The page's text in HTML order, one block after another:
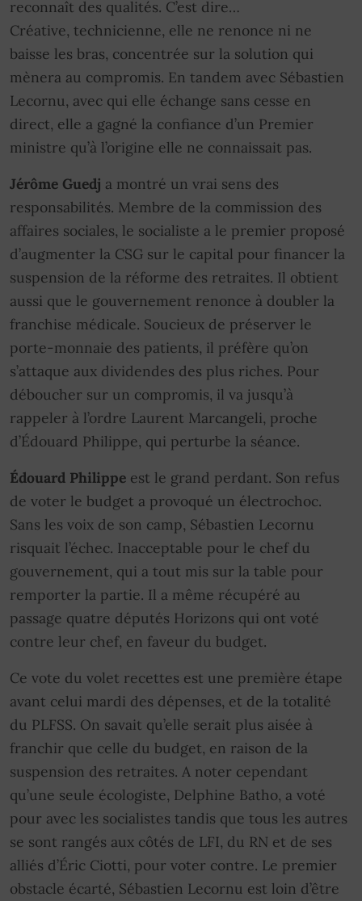
reconnaît des qualités. C’est dire…
Créative, technicienne, elle ne renonce ni ne
baisse les bras, concentrée sur la solution qui
mènera au compromis. En tandem avec Sébastien
Lecornu, avec qui elle échange sans cesse en
direct, elle a gagné la confiance d’un Premier
ministre qu’à l’origine elle ne connaissait pas.
Jérôme Guedj a montré un vrai sens des
responsabilités. Membre de la commission des
affaires sociales, le socialiste a le premier proposé
d’augmenter la CSG sur le capital pour financer la
suspension de la réforme des retraites. Il obtient
aussi que le gouvernement renonce à doubler la
franchise médicale. Soucieux de préserver le
porte-monnaie des patients, il préfère qu’on
s’attaque aux dividendes des plus riches. Pour
déboucher sur un compromis, il va jusqu’à
rappeler à l’ordre Laurent Marcangeli, proche
d’Édouard Philippe, qui perturbe la séance.
Édouard Philippe est le grand perdant. Son refus
de voter le budget a provoqué un électrochoc.
Sans les voix de son camp, Sébastien Lecornu
risquait l’échec. Inacceptable pour le chef du
gouvernement, qui a tout mis sur la table pour
remporter la partie. Il a même récupéré au
passage quatre députés Horizons qui ont voté
contre leur chef, en faveur du budget.
Ce vote du volet recettes est une première étape
avant celui mardi des dépenses, et de la totalité
du PLFSS. On savait qu’elle serait plus aisée à
franchir que celle du budget, en raison de la
suspension des retraites. A noter cependant
qu’une seule écologiste, Delphine Batho, a voté
pour avec les socialistes tandis que tous les autres
se sont rangés aux côtés de LFI, du RN et de ses
alliés d’Éric Ciotti, pour voter contre. Le premier
obstacle écarté, Sébastien Lecornu est loin d’être